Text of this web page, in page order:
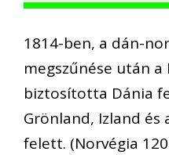
1814-ben, a dán-
megszűnése után a
biztosította Dánia
Grönland, Izland és
felett. (Norvégia